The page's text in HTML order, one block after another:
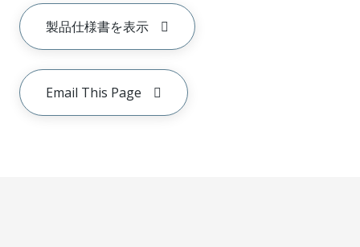
製品仕様書を表示
Email This Page